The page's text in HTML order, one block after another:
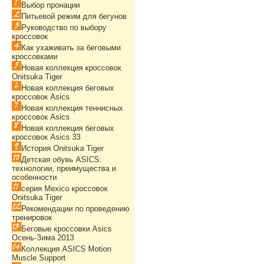
Выбор пронации
Питьевой режим для бегунов
Руководство по выбору
кроссовок
Как ухаживать за беговыми
кроссовками
Новая коллекция кроссовок
Onitsuka Tiger
Новая коллекция беговых
кроссовок Asics
Новая коллекция теннисных
кроссовок Asics
Новая коллекция беговых
кроссовок Asics 33
История Onitsuka Tiger
Детская обувь ASICS:
технологии, преимущества и
особенности
серия Mexico кроссовок
Onitsuka Tiger
Рекомендации по проведению
тренировок
Беговые кроссовки Asics
Осень-Зима 2013
Коллекция ASICS Motion
Muscle Support